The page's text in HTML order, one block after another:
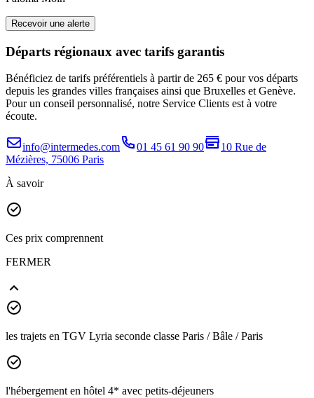
Recevoir une alerte
Départs régionaux avec tarifs garantis
Bénéficiez de tarifs préférentiels à partir de 265 € pour vos départs
depuis les grandes villes françaises ainsi que Bruxelles et Genève.
Pour un conseil personnalisé, notre Service Clients est à votre
écoute.
info@intermedes.com 01 45 61 90 90
10 Rue de
Mézières, 75006 Paris
À savoir
Ces prix comprennent
FERMER
les trajets en TGV Lyria seconde classe Paris / Bâle / Paris
l'hébergement en hôtel 4* avec petits-déjeuners